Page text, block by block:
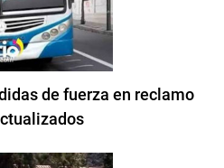
de fuerza en reclamo